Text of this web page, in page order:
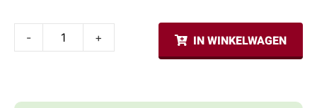
- + IN WINKELWAGEN